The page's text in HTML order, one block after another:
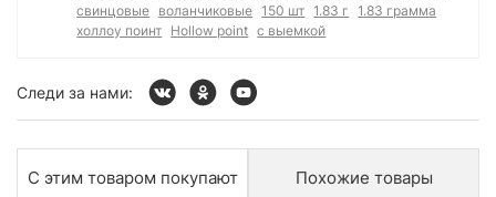
свинцовые воланчиковые 150 шт 1.83 г
1.83 грамма
холлоу поинт Hollow point с выемкой
Следи за нами:
С этим товаром покупают Похожие товары